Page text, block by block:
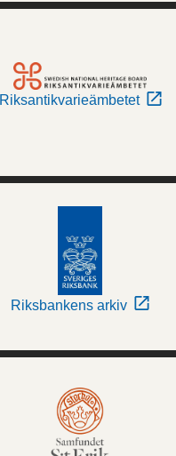
Riksantikvarieämbetet
Riksbankens arkiv